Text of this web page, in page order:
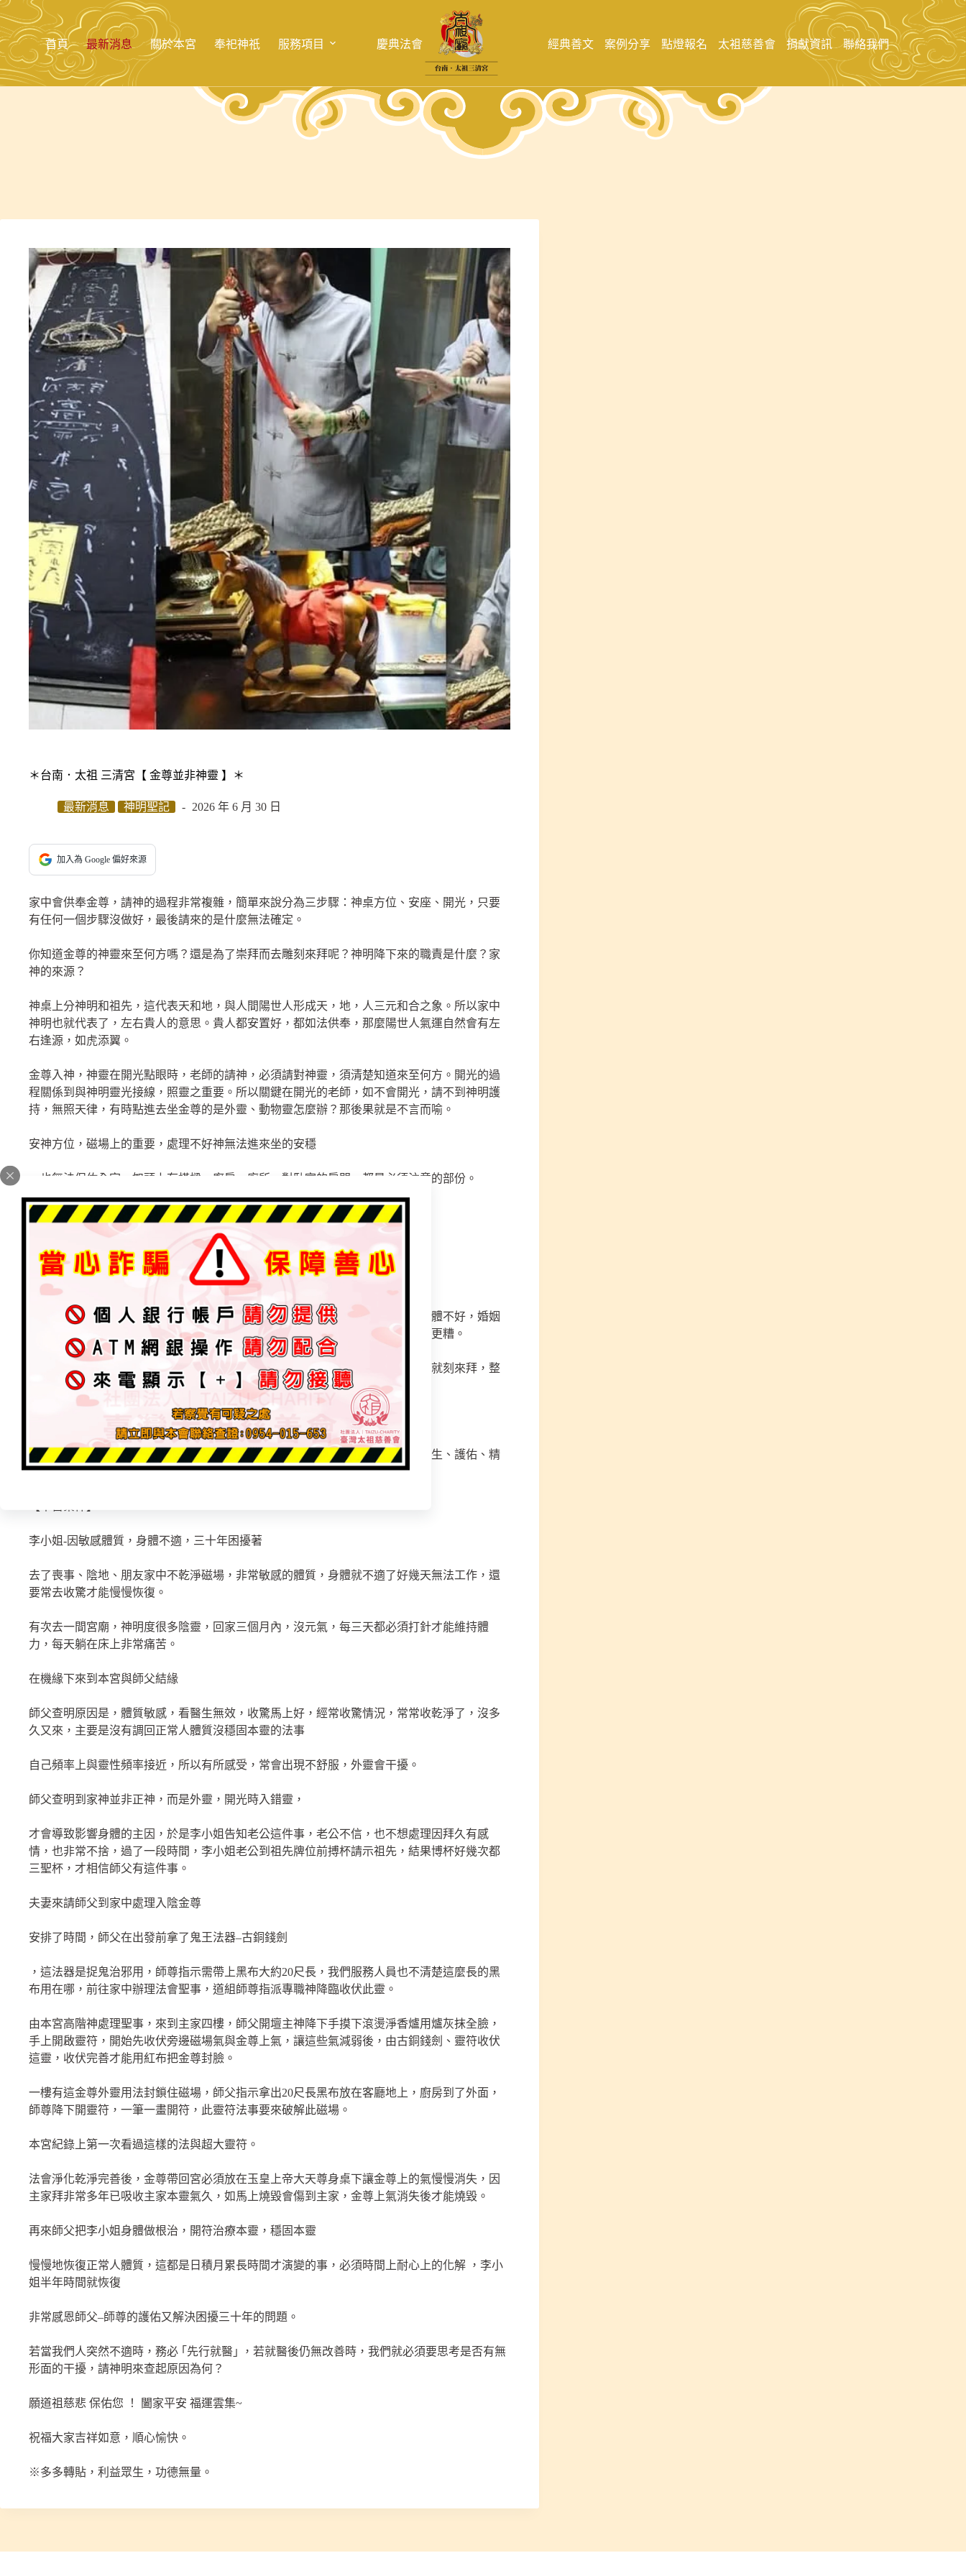
跳
至
主
要
內
首頁 最新消息 關於本宮 奉祀神祇 服務項目 慶典法會 經典善文 案例分享 點燈報名 太袓慈善會 捐獻資訊 聯絡我們
＊台南．太祖 三清宮【 金尊並非神靈 】＊
最新消息 神明聖記 2026 年 6 月 30 日
加入為 Google 偏好來源
家中會供奉金尊，請神的過程非常複雜，簡單來說分為三步驟：神桌方位、安座、開光，只要
有任何一個步驟沒做好，最後請來的是什麼無法確定。
你知道金尊的神靈來至何方嗎？還是為了崇拜而去雕刻來拜呢？神明降下來的職責是什麼？家
神的來源？
神桌上分神明和祖先，這代表天和地，與人間陽世人形成天，地，人三元和合之象。所以家中
神明也就代表了，左右貴人的意思。貴人都安置好，都如法供奉，那麼陽世人氣運自然會有左
右逢源，如虎添翼。
金尊入神，神靈在開光點眼時，老師的請神，必須請對神靈，須清楚知道來至何方。開光的過
程關係到與神明靈光接線，照靈之重要。所以關鍵在開光的老師，如不會開光，請不到神明護
持，無照天律，有時點進去坐金尊的是外靈、動物靈怎麼辦？那後果就是不言而喻。
安神方位，磁場上的重要，處理不好神無法進來坐的安穩
，也無法保佑全家，如頭上有橫樑、廚房、廁所、對臥室的房門，都是必須注意的部份。
安座、金尊入神、神桌方位、老師都是非常重要的環節
家裡若有任何關卡關劫時，供奉的家神自然協助與護佑著。
若金尊內是外靈、動物靈，或神靈無法在家中坐的安穩
無神明氣護金尊而被外靈侵占時，久而久之氣運衰退，家運不濟，子女不孝，身體不好，婚姻
不好，有時若被依附在人體身上，演變情況，外靈會想出來辦事，事情演變就會更糟。
建議必須找到對的老師，正確的方向，不聽信哪個神跟你有緣就刻來拜或崇拜神就刻來拜，整
間屋子金尊拜一堆，
但有無平順呢？也不是覺得神力不夠，神明越請越多。
我們需分辨清楚的是，神明必須經由玉皇上帝大天尊授封授錄，下凡意義渡化眾生、護佑、精
進，再往上提升，再登果位，所以是來來去去，救眾生，積功果。
李小姐-因敏感體質，身體不適，三十年困擾著
去了喪事、陰地、朋友家中不乾淨磁場，非常敏感的體質，身體就不適了好幾天無法工作，還
要常去收驚才能慢慢恢復。
有次去一間宮廟，神明度很多陰靈，回家三個月內，沒元氣，每三天都必須打針才能維持體
力，每天躺在床上非常痛苦。
在機緣下來到本宮與師父結緣
師父查明原因是，體質敏感，看醫生無效，收驚馬上好，經常收驚情況，常常收乾淨了，沒多
久又來，主要是沒有調回正常人體質沒穩固本靈的法事
自己頻率上與靈性頻率接近，所以有所感受，常會出現不舒服，外靈會干擾。
師父查明到家神並非正神，而是外靈，開光時入錯靈，
才會導致影響身體的主因，於是李小姐告知老公這件事，老公不信，也不想處理因拜久有感
情，也非常不捨，過了一段時間，李小姐老公到祖先牌位前搏杯請示祖先，結果博杯好幾次都
三聖杯，才相信師父有這件事。
夫妻來請師父到家中處理入陰金尊
安排了時間，師父在出發前拿了鬼王法器–古銅錢劍
，這法器是捉鬼治邪用，師尊指示需帶上黑布大約20尺長，我們服務人員也不清楚這麼長的黑
布用在哪，前往家中辦理法會聖事，道組師尊指派專職神降臨收伏此靈。
由本宮高階神處理聖事，來到主家四樓，師父開壇主神降下手摸下滾燙淨香爐用爐灰抹全臉，
手上開啟靈符，開始先收伏旁邊磁場氣與金尊上氣，讓這些氣減弱後，由古銅錢劍、靈符收伏
這靈，收伏完善才能用紅布把金尊封臉。
一樓有這金尊外靈用法封鎖住磁場，師父指示拿出20尺長黑布放在客廳地上，廚房到了外面，
師尊降下開靈符，一筆一畫開符，此靈符法事要來破解此磁場。
本宮紀錄上第一次看過這樣的法與超大靈符。
法會淨化乾淨完善後，金尊帶回宮必須放在玉皇上帝大天尊身桌下讓金尊上的氣慢慢消失，因
主家拜非常多年已吸收主家本靈氣久，如馬上燒毀會傷到主家，金尊上氣消失後才能燒毀。
再來師父把李小姐身體做根治，開符治療本靈，穩固本靈
慢慢地恢復正常人體質，這都是日積月累長時間才演變的事，必須時間上耐心上的化解 ，李小
姐半年時間就恢復
非常感恩師父–師尊的護佑又解決困擾三十年的問題。
若當我們人突然不適時，務必 ｢先行就醫｣ ，若就醫後仍無改善時，我們就必須要思考是否有無
形面的干擾，請神明來查起原因為何？
願道祖慈悲 保佑您 ！ 闔家平安 福運雲集~
祝福大家吉祥如意，順心愉快。
※多多轉貼，利益眾生，功德無量。